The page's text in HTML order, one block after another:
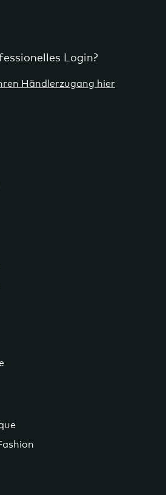
Login?
Händlerzugang hier